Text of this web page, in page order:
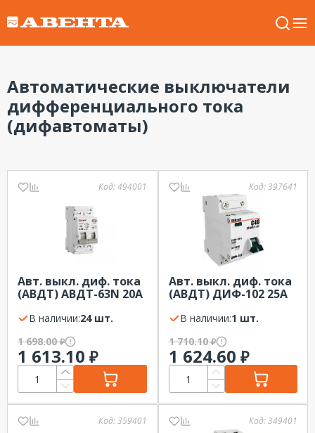
Автоматические выключатели
дифференциального тока
(дифавтоматы)
Код:494001
Авт. выкл. диф. тока
(АВДТ) АВДТ-63N 20А
1Р+N EKF PROXIMA
В наличии:
24 шт.
1 698.00₽
1 613.10 ₽
Код:397641
Авт. выкл. диф. тока
(АВДТ) ДИФ-102 25А
ка C 230В 1P+N
В наличии:
1 шт.
1 710.10₽
1 624.60 ₽
Код:359401 Код:349401